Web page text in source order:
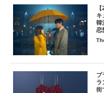
キ
韓
恋
プ
ラ
街